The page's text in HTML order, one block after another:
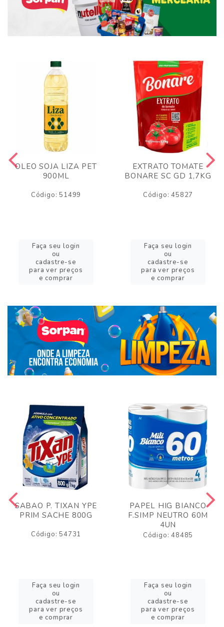
OLEO SOJA LIZA PET
900ML
Código: 51499
Faça seu login
ou
cadastre-se
para ver preços
e comprar
EXTRATO TOMATE
BONARE SC GD 1,7KG
Código: 45827
Faça seu login
ou
cadastre-se
para ver preços
e comprar
SABAO P. TIXAN YPE
PRIM SACHE 800G
Código: 54731
Faça seu login
ou
cadastre-se
para ver preços
e comprar
PAPEL HIG BIANCO
F.SIMP NEUTRO 60M
4UN
Código: 48485
Faça seu login
ou
cadastre-se
para ver preços
e comprar